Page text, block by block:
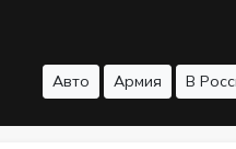
Авто Армия В